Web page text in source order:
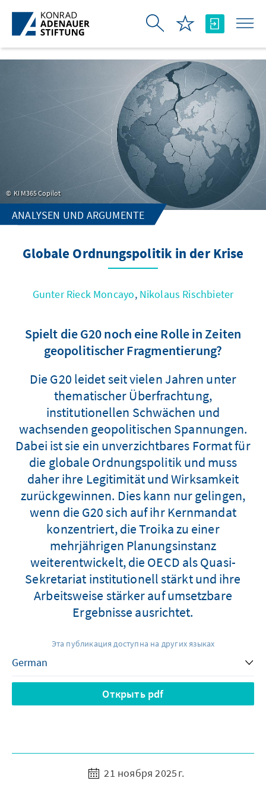
Skip to Main Content
KI M365 Copilot
ANALYSEN UND ARGUMENTE
Globale Ordnungspolitik in der Krise
Gunter Rieck Moncayo, Nikolaus Rischbieter
Spielt die G20 noch eine Rolle in Zeiten
geopolitischer Fragmentierung?
Die G20 leidet seit vielen Jahren unter
thematischer Überfrachtung,
institutionellen Schwächen und
wachsenden geopolitischen Spannungen.
Dabei ist sie ein unverzichtbares Format für
die globale Ordnungspolitik und muss
daher ihre Legitimität und Wirksamkeit
zurückgewinnen. Dies kann nur gelingen,
wenn die G20 sich auf ihr Kernmandat
konzentriert, die Troika zu einer
mehrjährigen Planungsinstanz
weiterentwickelt, die OECD als Quasi-
Sekretariat institutionell stärkt und ihre
Arbeitsweise stärker auf umsetzbare
Ergebnisse ausrichtet.
Эта публикация доступна на других языках
Открыть pdf
21 ноября 2025 г.